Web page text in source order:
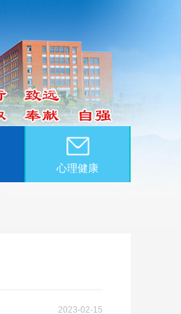
心理健康
2023-02-15